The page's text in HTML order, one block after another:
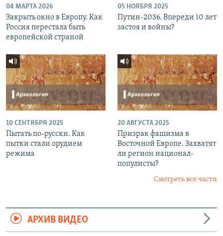
04 МАРТА 2026
Закрыть окно в Европу. Как
Россия перестала быть
европейской страной
05 НОЯБРЯ 2025
Путин-2036. Впереди 10 лет
застоя и войны?
10 СЕНТЯБРЯ 2025
Пытать по-русски. Как
пытки стали орудием
режима
20 АВГУСТА 2025
Призрак фашизма в
Восточной Европе. Захватят
ли регион национал-
популисты?
Смотреть все части
АРХИВ ВИДЕО